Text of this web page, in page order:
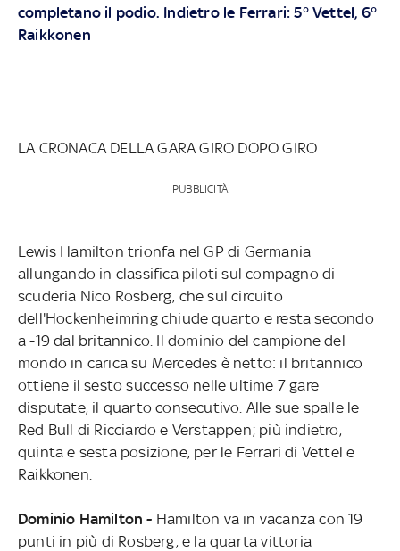
completano il podio. Indietro le Ferrari: 5° Vettel, 6°
Raikkonen
LA CRONACA DELLA GARA GIRO DOPO GIRO
PUBBLICITÀ
Lewis Hamilton trionfa nel GP di Germania
allungando in classifica piloti sul compagno di
scuderia Nico Rosberg, che sul circuito
dell'Hockenheimring chiude quarto e resta secondo
a -19 dal britannico. Il dominio del campione del
mondo in carica su Mercedes è netto: il britannico
ottiene il sesto successo nelle ultime 7 gare
disputate, il quarto consecutivo. Alle sue spalle le
Red Bull di Ricciardo e Verstappen; più indietro,
quinta e sesta posizione, per le Ferrari di Vettel e
Raikkonen.
Dominio Hamilton - Hamilton va in vacanza con 19
punti in più di Rosberg, e la quarta vittoria